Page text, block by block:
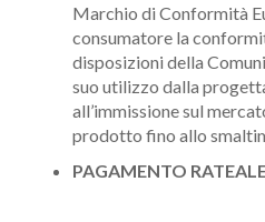
Marchio di Conformità
consumatore la
disposizioni della
suo utilizzo dalla
all’immissione sul
prodotto fino allo
PAGAMENTO